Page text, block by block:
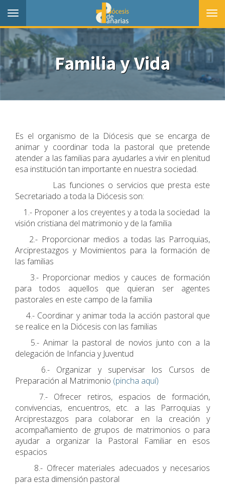
Toggle
navigation
Familia y Vida
Es el organismo de la Diócesis que se encarga de
animar y coordinar toda la pastoral que pretende
atender a las familias para ayudarles a vivir en plenitud
esa institución tan importante en nuestra sociedad.
Las funciones o servicios que presta este
Secretariado a toda la Diócesis son:
1.- Proponer a los creyentes y a toda la sociedad la
visión cristiana del matrimonio y de la familia
2.- Proporcionar medios a todas las Parroquias,
Arciprestazgos y Movimientos para la formación de
las familias
3.- Proporcionar medios y cauces de formación
para todos aquellos que quieran ser agentes
pastorales en este campo de la familia
4.- Coordinar y animar toda la acción pastoral que
se realice en la Diócesis con las familias
5.- Animar la pastoral de novios junto con a la
delegación de Infancia y Juventud
6.- Organizar y supervisar los Cursos de
Preparación al Matrimonio (pincha aquí)
7.- Ofrecer retiros, espacios de formación,
convivencias, encuentros, etc. a las Parroquias y
Arciprestazgos para colaborar en la creación y
acompañamiento de grupos de matrimonios o para
ayudar a organizar la Pastoral Familiar en esos
espacios
8.- Ofrecer materiales adecuados y necesarios
para esta dimensión pastoral